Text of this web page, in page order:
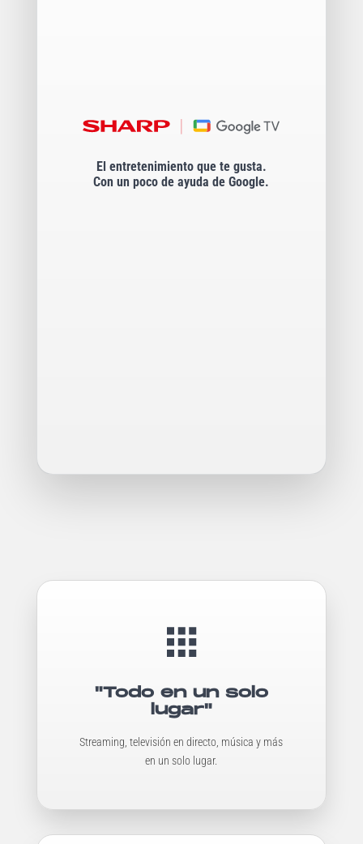
El entretenimiento que te gusta.
Con un poco de ayuda de Google.
"Todo en un solo
lugar"
Streaming, televisión en directo, música y más
en un solo lugar.